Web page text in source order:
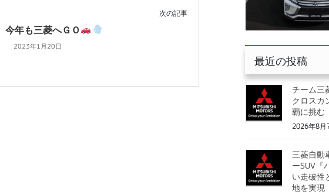
次の記事
今年も三菱へＧＯ
2023年1月20日
最近の投稿
チーム三
クロスカ
覇に挑む
2026年8月
三菱自動
ーSUV『
い走破性
地を実現